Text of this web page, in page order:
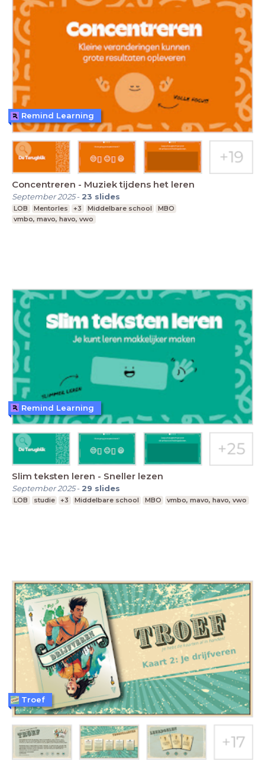
Concentreren - Muziek tijdens het leren
September 2025- 23 slides
LOB Mentorles +3 Middelbare school
MBO
vmbo, mavo, havo, vwo
Remind Learning
Slim teksten leren - Sneller lezen
September 2025- 29 slides
LOB studie +3 Middelbare school MBO vmbo, mavo, havo, vwo
Remind Learning
Troef